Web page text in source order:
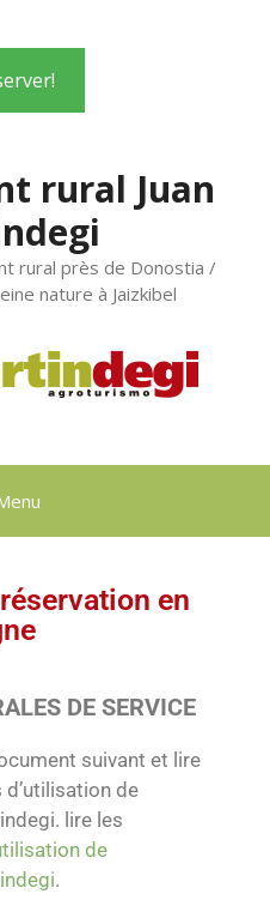
rural Juan
rural près de Donostia /
nature à Jaizkibel
en
DE SERVICE
suivant et lire
de
lire les
de
.